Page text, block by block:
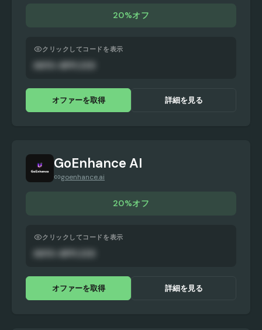
20%オフ
クリックしてコードを表示
オファーを取得 詳細を見る
GoEnhance AI
goenhance.ai
20%オフ
クリックしてコードを表示
オファーを取得 詳細を見る